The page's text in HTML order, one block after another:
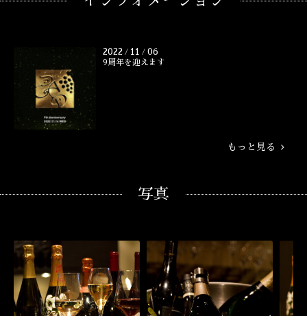
2022 / 11 / 06
9周年を迎えます
もっと見る
写真